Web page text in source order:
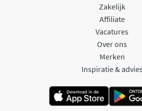
Zakelijk
Affiliate
Vacatures
Over ons
Merken
Inspiratie &